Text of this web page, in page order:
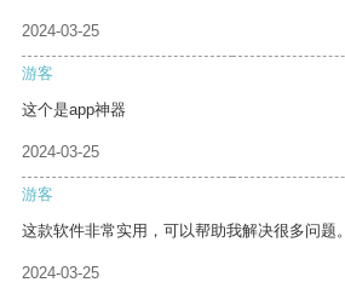
2024-03-25
游客
这个是app神器
2024-03-25
游客
这款软件非常实用，可以帮助我解决很多问题。
2024-03-25